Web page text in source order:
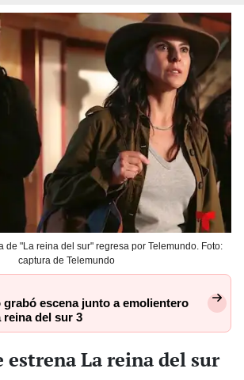
de "La reina del sur" regresa por Telemundo. Foto:
captura de Telemundo
escena junto a emolientero
reina del sur 3
estrena La reina del sur